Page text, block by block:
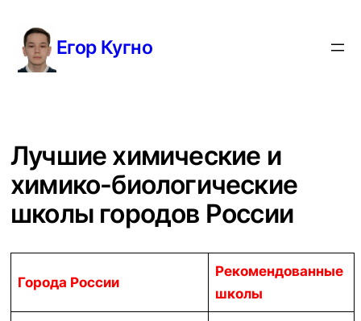
содержимому
Егор Кугно
Лучшие химические и
химико-биологические
школы городов России
Города России
Рекомендованные
школы